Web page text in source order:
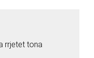
rrjetet tona